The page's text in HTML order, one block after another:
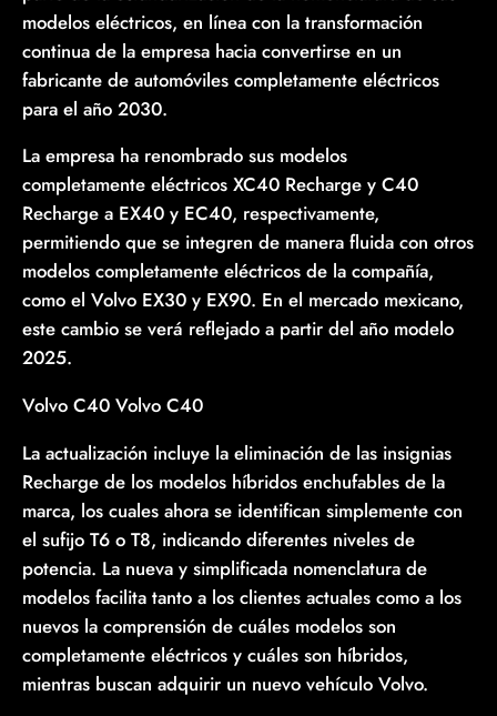
modelos eléctricos, en línea con la transformación
continua de la empresa hacia convertirse en un
fabricante de automóviles completamente eléctricos
para el año 2030.
La empresa ha renombrado sus modelos
completamente eléctricos XC40 Recharge y C40
Recharge a EX40 y EC40, respectivamente,
permitiendo que se integren de manera fluida con otros
modelos completamente eléctricos de la compañía,
como el Volvo EX30 y EX90. En el mercado mexicano,
este cambio se verá reflejado a partir del año modelo
2025.
Volvo C40 Volvo C40
La actualización incluye la eliminación de las insignias
Recharge de los modelos híbridos enchufables de la
marca, los cuales ahora se identifican simplemente con
el sufijo T6 o T8, indicando diferentes niveles de
potencia. La nueva y simplificada nomenclatura de
modelos facilita tanto a los clientes actuales como a los
nuevos la comprensión de cuáles modelos son
completamente eléctricos y cuáles son híbridos,
mientras buscan adquirir un nuevo vehículo Volvo.